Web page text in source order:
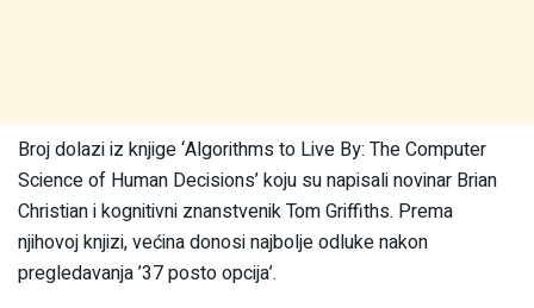
Broj dolazi iz knjige ‘Algorithms to Live By: The Computer
Science of Human Decisions’ koju su napisali novinar Brian
Christian i kognitivni znanstvenik Tom Griffiths. Prema
njihovoj knjizi, većina donosi najbolje odluke nakon
pregledavanja ’37 posto opcija’.